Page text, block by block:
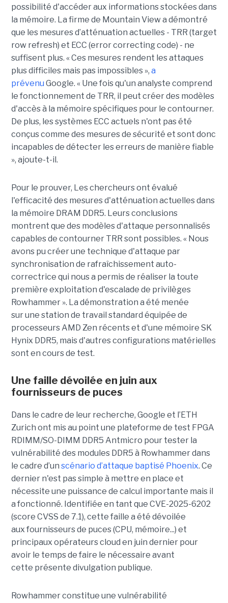
possibilité d'accéder aux informations stockées dans
la mémoire. La firme de Mountain View a démontré
que les mesures d’atténuation actuelles - TRR (target
row refresh) et ECC (error correcting code) - ne
suffisent plus. « Ces mesures rendent les attaques
plus difficiles mais pas impossibles », a
prévenu Google. « Une fois qu'un analyste comprend
le fonctionnement de TRR, il peut créer des modèles
d'accès à la mémoire spécifiques pour le contourner.
De plus, les systèmes ECC actuels n'ont pas été
conçus comme des mesures de sécurité et sont donc
incapables de détecter les erreurs de manière fiable
», ajoute-t-il.
Pour le prouver, Les chercheurs ont évalué
l'efficacité des mesures d'atténuation actuelles dans
la mémoire DRAM DDR5. Leurs conclusions
montrent que des modèles d'attaque personnalisés
capables de contourner TRR sont possibles. « Nous
avons pu créer une technique d'attaque par
synchronisation de rafraîchissement auto-
correctrice qui nous a permis de réaliser la toute
première exploitation d'escalade de privilèges
Rowhammer ». La démonstration a été menée
sur une station de travail standard équipée de
processeurs AMD Zen récents et d'une mémoire SK
Hynix DDR5, mais d'autres configurations matérielles
sont en cours de test.
Une faille dévoilée en juin aux
fournisseurs de puces
Dans le cadre de leur recherche, Google et l’ETH
Zurich ont mis au point une plateforme de test FPGA
RDIMM/SO-DIMM DDR5 Antmicro pour tester la
vulnérabilité des modules DDR5 à Rowhammer dans
le cadre d’un scénario d’attaque baptisé Phoenix. Ce
dernier n'est pas simple à mettre en place et
nécessite une puissance de calcul importante mais il
a fonctionné. Identifiée en tant que CVE-2025-6202
(score CVSS de 7.1), cette faille a été dévoilée
aux fournisseurs de puces (CPU, mémoire...) et
principaux opérateurs cloud en juin dernier pour
avoir le temps de faire le nécessaire avant
cette présente divulgation publique.
Rowhammer constitue une vulnérabilité